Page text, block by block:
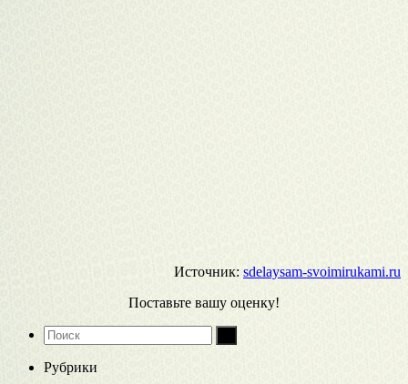
Источник: sdelaysam-svoimirukami.ru
Поставьте вашу оценку!
Рубрики